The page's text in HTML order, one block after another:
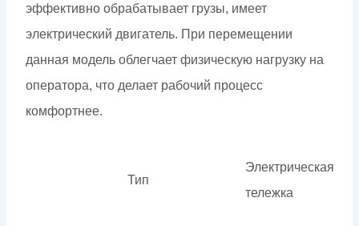
эффективно обрабатывает грузы, имеет
электрический двигатель. При перемещении
данная модель облегчает физическую нагрузку на
оператора, что делает рабочий процесс
комфортнее.
Тип
Электрическая
тележка